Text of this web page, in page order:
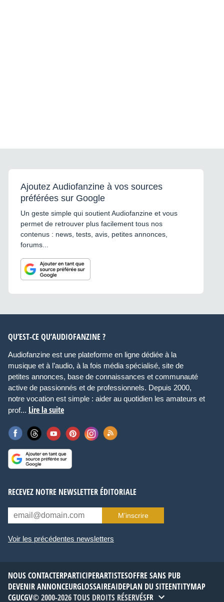
Ajoutez Audiofanzine à vos sources
préférées sur Google
Un geste simple qui soutient Audiofanzine et vous
permet de retrouver plus facilement tous nos
contenus : news, tests, avis, petites annonces,
forums...
QU’EST-CE QU’AUDIOFANZINE ?
Audiofanzine est une plateforme en ligne dédiée à la
musique et à l’audio, à la fois média spécialisé, site de
petites annonces, base de connaissances et communauté
active de passionnés et de professionnels. Depuis 2000,
notre vocation est simple : aider au quotidien les amateurs et
prof... Lire la suite
RECEVEZ NOTRE NEWSLETTER ÉDITORIALE
M’inscrire
Voir les précédentes newsletters
NOUS CONTACTERPARTICIPERARTISTESOFFRE SANS PUB
DEVENIR ANNONCEURGLOSSAIREAIDEPLAN DU SITEENTITYMAP
CGUCGV© 2000-2026 TOUS DROITS RÉSERVÉSFR